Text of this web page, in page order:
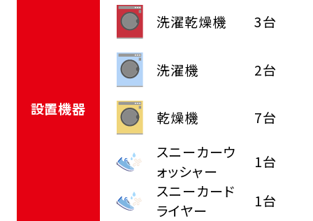
設置機器
洗濯乾燥機 3台
洗濯機 2台
乾燥機
7台
スニーカーウ
ォッシャー
1台
スニーカード
ライヤー
1台